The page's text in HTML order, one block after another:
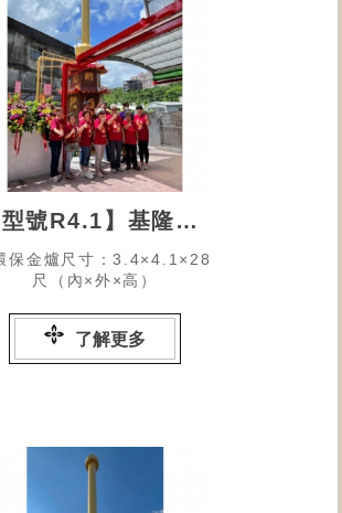
【型號R4.1】基隆北聖宮
保金爐尺寸：3.4×4.1×28
尺（內×外×高）
了解更多